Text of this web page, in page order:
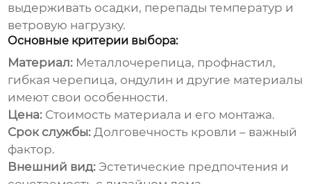
выдерживать осадки, перепады температур и
ветровую нагрузку.
Основные критерии выбора:
Материал: Металлочерепица, профнастил,
гибкая черепица, ондулин и другие материалы
имеют свои особенности.
Цена: Стоимость материала и его монтажа.
Срок службы: Долговечность кровли – важный
фактор.
Внешний вид: Эстетические предпочтения и